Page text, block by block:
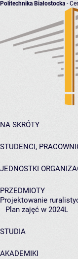
Politechnika Białostocka -
NA SKRÓTY
STUDENCI,
JEDNOSTKI
PRZEDMIOTY
Projektowanie
Plan zajęć w 2024L
STUDIA
AKADEMIKI